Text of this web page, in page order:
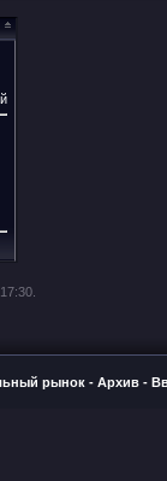
17:30
рынок - Архив -